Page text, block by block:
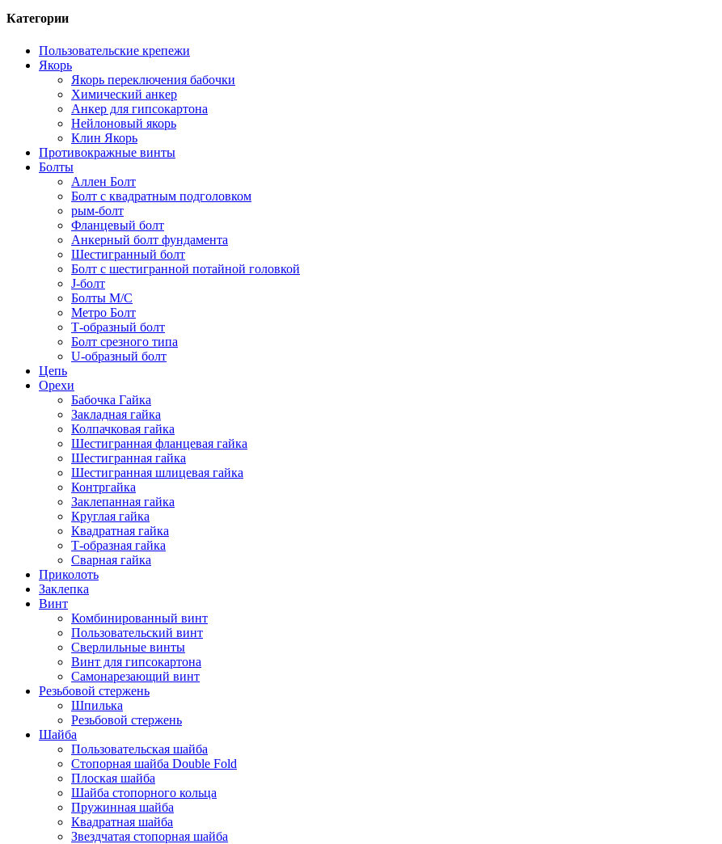
Категории
Пользовательские крепежи
Якорь
Якорь переключения бабочки
Химический анкер
Анкер для гипсокартона
Нейлоновый якорь
Клин Якорь
Противокражные винты
Болты
Аллен Болт
Болт с квадратным подголовком
рым-болт
Фланцевый болт
Анкерный болт фундамента
Шестигранный болт
Болт с шестигранной потайной головкой
J-болт
Болты М/С
Метро Болт
Т-образный болт
Болт срезного типа
U-образный болт
Цепь
Орехи
Бабочка Гайка
Закладная гайка
Колпачковая гайка
Шестигранная фланцевая гайка
Шестигранная гайка
Шестигранная шлицевая гайка
Контргайка
Заклепанная гайка
Круглая гайка
Квадратная гайка
Т-образная гайка
Сварная гайка
Приколоть
Заклепка
Винт
Комбинированный винт
Пользовательский винт
Сверлильные винты
Винт для гипсокартона
Самонарезающий винт
Резьбовой стержень
Шпилька
Резьбовой стержень
Шайба
Пользовательская шайба
Стопорная шайба Double Fold
Плоская шайба
Шайба стопорного кольца
Пружинная шайба
Квадратная шайба
Звездчатая стопорная шайба